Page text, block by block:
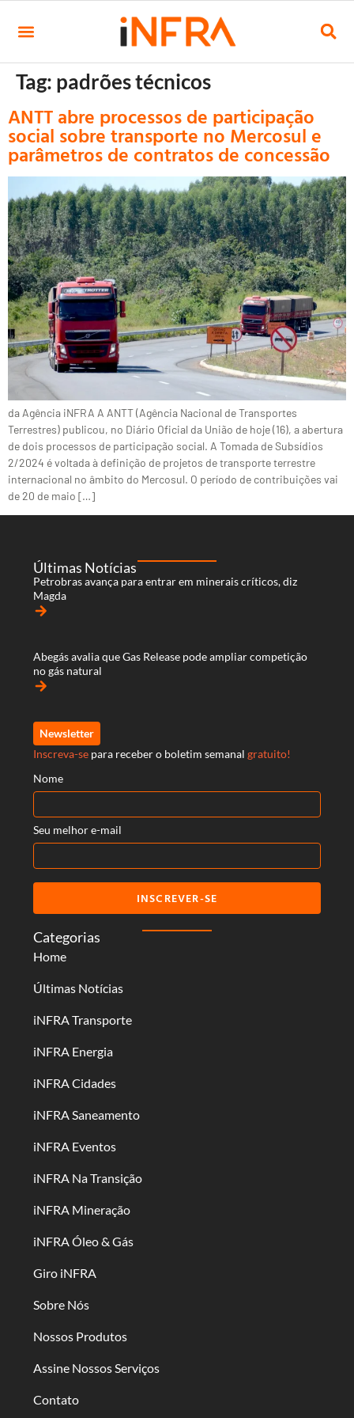
Tag: padrões técnicos
ANTT abre processos de participação
social sobre transporte no Mercosul e
parâmetros de contratos de concessão
da Agência iNFRA A ANTT (Agência Nacional de Transportes
Terrestres) publicou, no Diário Oficial da União de hoje (16), a abertura
de dois processos de participação social. A Tomada de Subsídios
2/2024 é voltada à definição de projetos de transporte terrestre
internacional no âmbito do Mercosul. O período de contribuições vai
de 20 de maio […]
Categorias
Home
Últimas Notícias
iNFRA Transporte
iNFRA Energia
iNFRA Cidades
iNFRA Saneamento
iNFRA Eventos
iNFRA Na Transição
iNFRA Mineração
iNFRA Óleo & Gás
Giro iNFRA
Sobre Nós
Nossos Produtos
Assine Nossos Serviços
Contato
Últimas Notícias
Petrobras avança para entrar em minerais críticos, diz
Magda
arrow_forward
Abegás avalia que Gas Release pode ampliar competição
no gás natural
arrow_forward
Newsletter
Inscreva-se para receber o boletim semanal gratuito!
Nome
Seu melhor e-mail
INSCREVER-SE